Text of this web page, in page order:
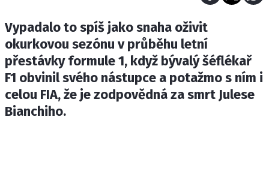
Provozovatelem serveru F1NEWS.cz je
INCORP MEDIA GROUP s.r.o., IČ: 118 23 054
Vypadalo to spíš jako snaha oživit
okurkovou sezónu v průběhu letní
přestávky formule 1, když bývalý šéflékař
F1 obvinil svého nástupce a potažmo s ním i
celou FIA, že je zodpovědná za smrt Julese
Bianchiho.